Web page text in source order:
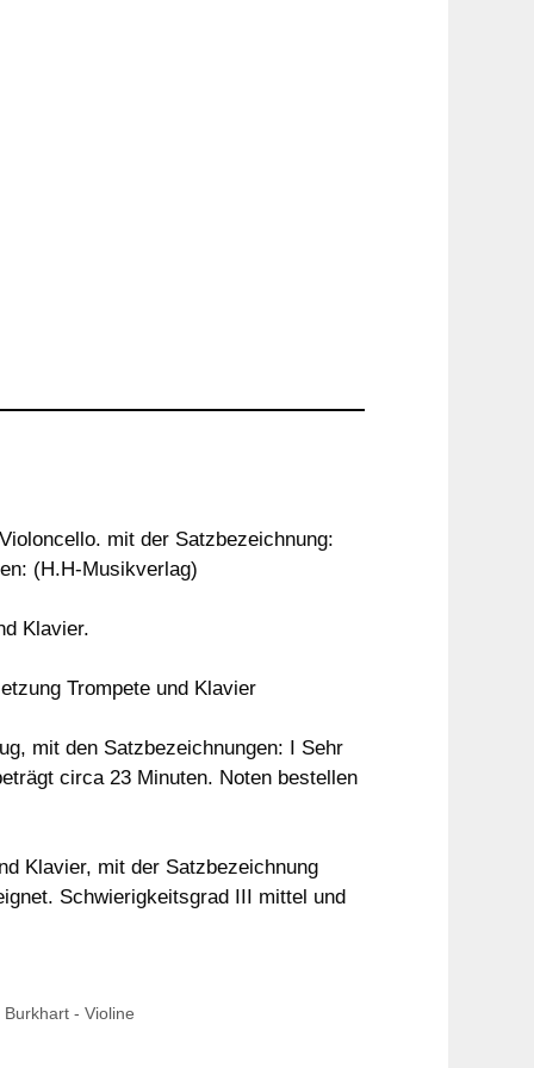
mit der Satzbezeichnung:
(H.H-Musikverlag)
Klavier.
Trompete und Klavier
mit den Satzbezeichnungen: I Sehr
circa 23 Minuten. Noten bestellen
Klavier, mit der Satzbezeichnung
Schwierigkeitsgrad III mittel und
Burkhart - Violine